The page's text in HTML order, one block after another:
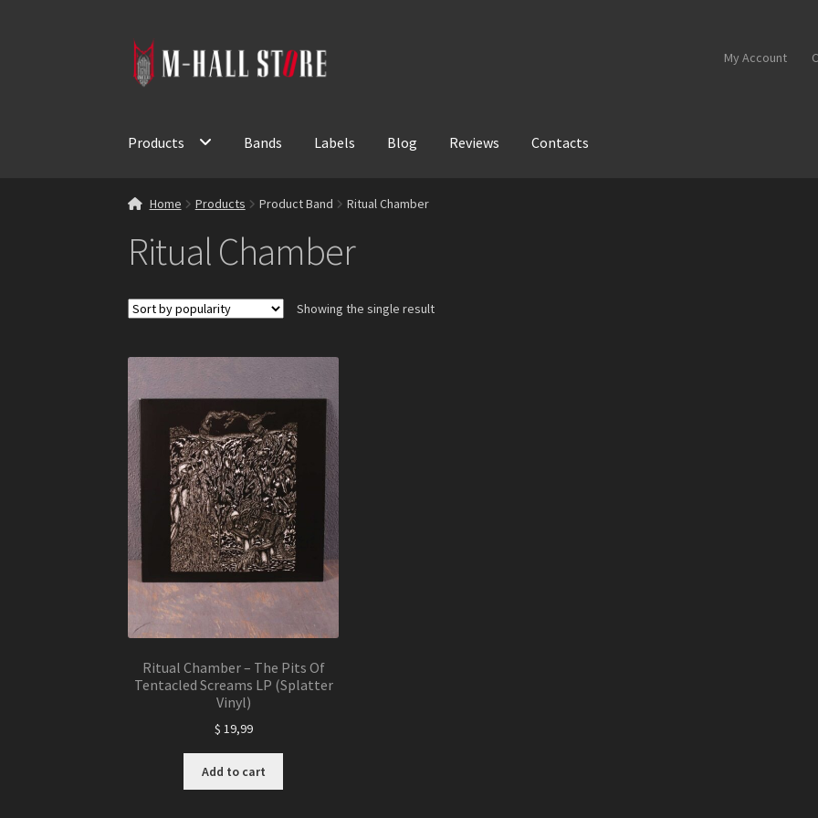
Skip
to
Skip
to
My Account
Products Bands Labels Blog Reviews Contacts
Home Products Product Band Ritual Chamber
Ritual Chamber
Showing the single result
Ritual Chamber – The Pits Of
Tentacled Screams LP (Splatter
Vinyl)
$ 19,99
Add to cart